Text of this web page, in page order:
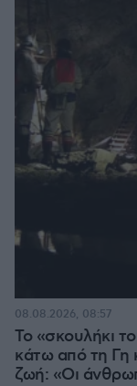
Το «σκουλήκι
κάτω από τη Γη
ζωή: «Οι
08.08.2026, 08:57